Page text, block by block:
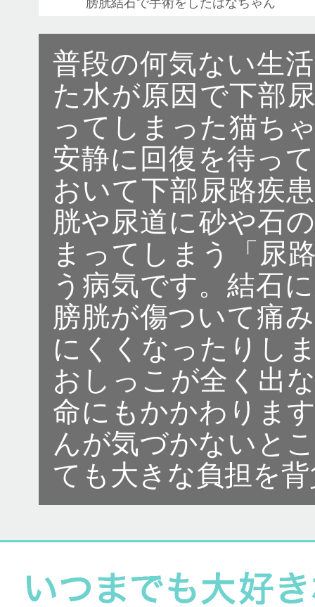
膀胱結石で手術をしたはなちゃん
普段の何気ない生
た水が原因で下部
ってしまった猫ち
安静に回復を待っ
おいて下部尿路疾
胱や尿道に砂や石
まってしまう「尿
う病気です。結石
膀胱が傷ついて痛
にくくなったりし
おしっこが全く出
命にもかかわりま
んが気づかないと
ても大きな負担を